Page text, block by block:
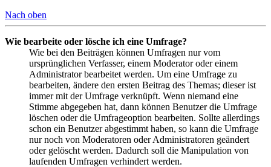
Nach oben
Wie bearbeite oder lösche ich eine Umfrage?
Wie bei den Beiträgen können Umfragen nur vom
ursprünglichen Verfasser, einem Moderator oder einem
Administrator bearbeitet werden. Um eine Umfrage zu
bearbeiten, ändere den ersten Beitrag des Themas; dieser ist
immer mit der Umfrage verknüpft. Wenn niemand eine
Stimme abgegeben hat, dann können Benutzer die Umfrage
löschen oder die Umfrageoption bearbeiten. Sollte allerdings
schon ein Benutzer abgestimmt haben, so kann die Umfrage
nur noch von Moderatoren oder Administratoren geändert
oder gelöscht werden. Dadurch soll die Manipulation von
laufenden Umfragen verhindert werden.